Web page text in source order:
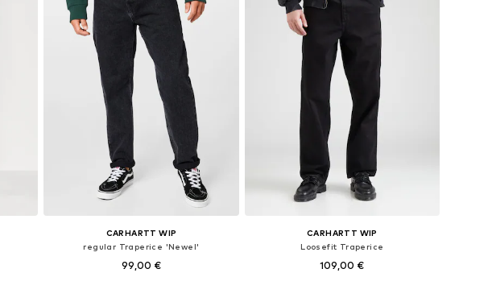
CARHARTT WIP
regular Traperice 'Newel'
99,00 €
CARHARTT WIP
Loosefit Traperice
109,00 €